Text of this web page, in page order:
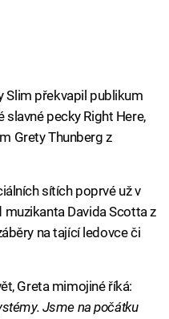
Slim překvapil publikum
slavné pecky Right Here,
Grety Thunberg z
sítích poprvé už v
Davida Scotta z
na tající ledovce či
Greta mimojiné říká:
Jsme na počátku